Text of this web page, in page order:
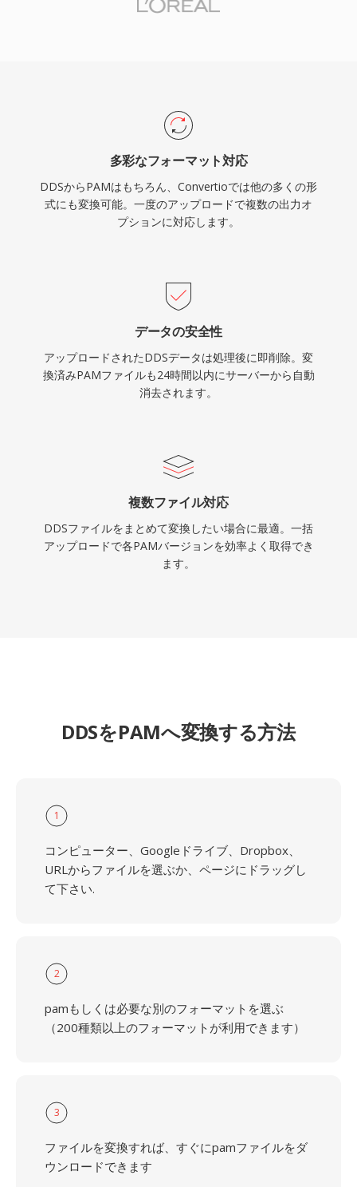
多彩なフォーマット対応
DDSからPAMはもちろん、Convertioでは他の多くの形
式にも変換可能。一度のアップロードで複数の出力オ
プションに対応します。
データの安全性
アップロードされたDDSデータは処理後に即削除。変
換済みPAMファイルも24時間以内にサーバーから自動
消去されます。
複数ファイル対応
DDSファイルをまとめて変換したい場合に最適。一括
アップロードで各PAMバージョンを効率よく取得でき
ます。
DDSをPAMへ変換する方法
1
コンピューター、Googleドライブ、Dropbox、
URLからファイルを選ぶか、ページにドラッグし
て下さい.
2
pamもしくは必要な別のフォーマットを選ぶ
（200種類以上のフォーマットが利用できます）
3
ファイルを変換すれば、すぐにpamファイルをダ
ウンロードできます